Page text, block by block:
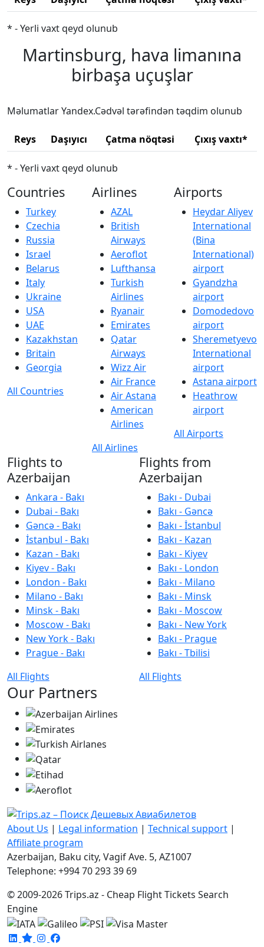
* - Yerli vaxt qeyd olunub
Martinsburg, hava limanına
birbaşa uçuşlar
Məlumatlar Yandex.Cədvəl tərəfindən təqdim olunub
Reys Daşıyıcı Çatma nöqtəsi Çıxış vaxtı*
* - Yerli vaxt qeyd olunub
Countries
Turkey
Czechia
Russia
Israel
Belarus
Italy
Ukraine
USA
UAE
Kazakhstan
Britain
Georgia
All Countries
Airlines
AZAL
British
Airways
Aeroflot
Lufthansa
Turkish
Airlines
Ryanair
Emirates
Qatar
Airways
Wizz Air
Air France
Air Astana
American
Airlines
All Airlines
Airports
Heydar Aliyev
International
(Bina
International)
airport
Gyandzha
airport
Domodedovo
airport
Sheremetyevo
International
airport
Astana airport
Heathrow
airport
All Airports
Flights to
Azerbaijan
Ankara - Bakı
Dubai - Bakı
Gəncə - Bakı
İstanbul - Bakı
Kazan - Bakı
Kiyev - Bakı
London - Bakı
Milano - Bakı
Minsk - Bakı
Moscow - Bakı
New York - Bakı
Prague - Bakı
All Flights
Flights from
Azerbaijan
Bakı - Dubai
Bakı - Gəncə
Bakı - İstanbul
Bakı - Kazan
Bakı - Kiyev
Bakı - London
Bakı - Milano
Bakı - Minsk
Bakı - Moscow
Bakı - New York
Bakı - Prague
Bakı - Tbilisi
All Flights
Our Partners
About Us | Legal information | Technical support |
Affiliate program
Azerbaijan, Baku city, Vagif Ave. 5, AZ1007
Telephone: +994 70 293 39 69
© 2009-2026 Trips.az - Cheap Flight Tickets Search
Engine